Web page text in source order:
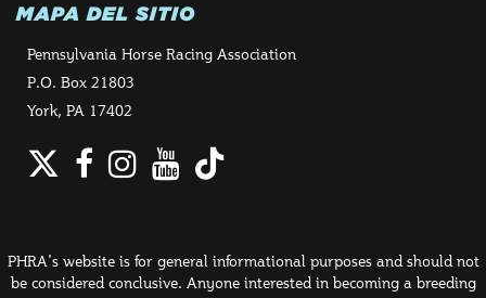
MAPA DEL SITIO
Pennsylvania Horse Racing Association
P.O. Box 21803
York, PA 17402
Twitter
Facebook
Instagram
YouTube
TikTok
PHRA's website is for general informational purposes and should not
be considered conclusive. Anyone interested in becoming a breeding